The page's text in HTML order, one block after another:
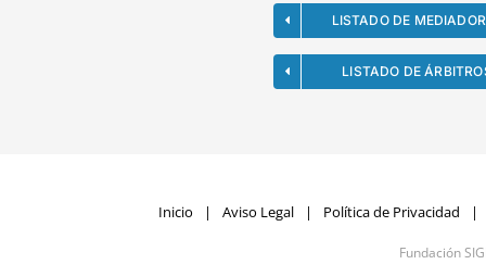
LISTADO DE
LISTADO DE
Inicio Aviso Legal Política de Privacidad
Fundación